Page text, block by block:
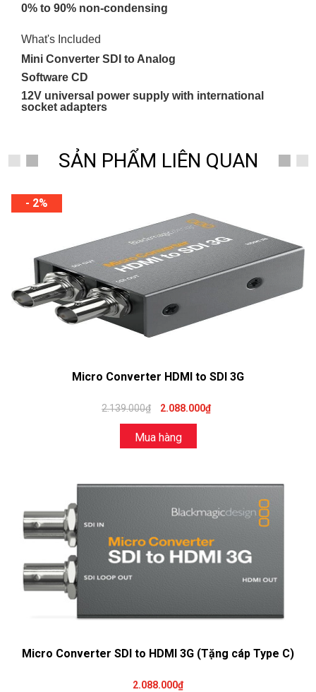
0% to 90% non-condensing
What's Included
Mini Converter SDI to Analog
Software CD
12V universal power supply with international
socket adapters
SẢN PHẨM LIÊN QUAN
- 2%
Micro Converter HDMI to SDI 3G
2.139.000₫ 2.088.000₫
Mua hàng
Micro Converter SDI to HDMI 3G (Tặng cáp Type C)
2.088.000₫